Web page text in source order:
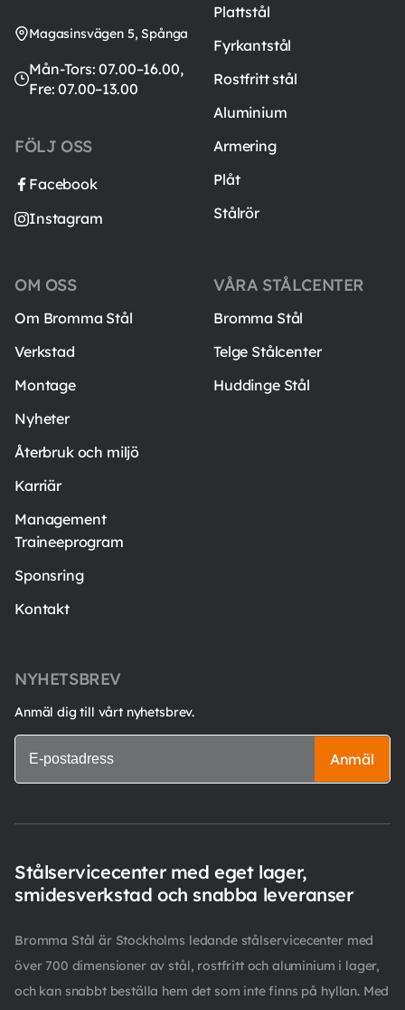
Magasinsvägen 5, Spånga
Mån-Tors: 07.00–16.00,
Fre: 07.00–13.00
FÖLJ OSS
Facebook
Instagram
Plattstål
Fyrkantstål
Rostfritt stål
Aluminium
Armering
Plåt
Stålrör
VÅRA STÅLCENTER
Bromma Stål
Telge Stålcenter
Huddinge Stål
OM OSS
Om Bromma Stål
Verkstad
Montage
Nyheter
Återbruk och miljö
Karriär
Management
Traineeprogram
Sponsring
Kontakt
NYHETSBREV
Anmäl dig till vårt nyhetsbrev.
Anmäl
Stålservicecenter med eget lager,
smidesverkstad och snabba leveranser
Bromma Stål är Stockholms ledande stålservicecenter med
över 700 dimensioner av stål, rostfritt och aluminium i lager,
och kan snabbt beställa hem det som inte finns på hyllan. Med